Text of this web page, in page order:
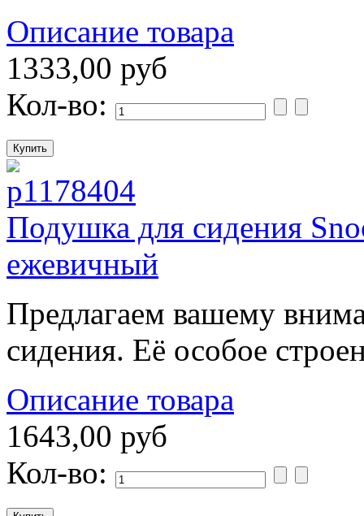
Описание товара
1333,00 руб
Кол-во:
Подушка для сидения
ежевичный
Предлагаем вашему
сидения. Её особое
Описание товара
1643,00 руб
Кол-во: